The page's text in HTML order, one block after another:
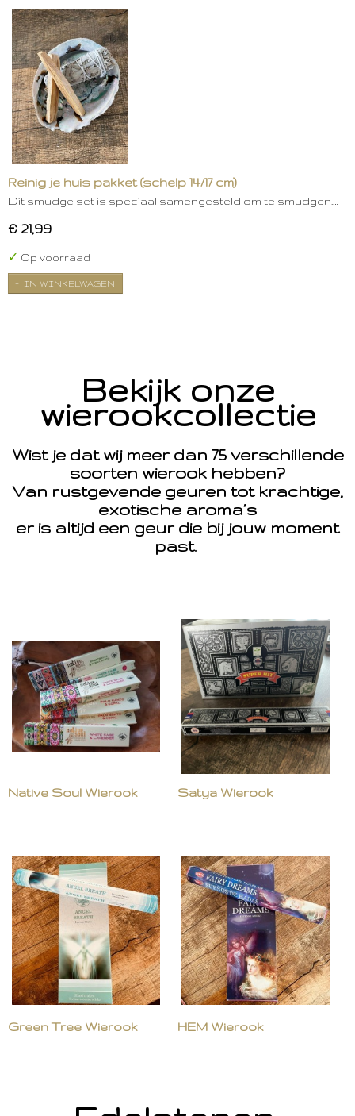
Reinig je huis pakket (schelp 14/17 cm)
Dit smudge set is speciaal samengesteld om te smudgen.…
€ 21,99
✓ Op voorraad
IN WINKELWAGEN
Bekijk onze
wierookcollectie
Wist je dat wij meer dan 75 verschillende
soorten wierook hebben?
Van rustgevende geuren tot krachtige,
exotische aroma’s
er is altijd een geur die bij jouw moment
past.
Native Soul Wierook Satya Wierook
Green Tree Wierook HEM Wierook